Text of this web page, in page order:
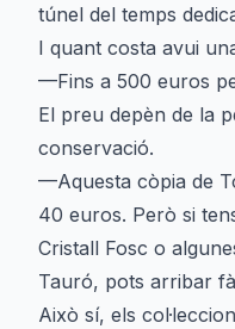
túnel del temps
I quant costa avui
—Fins a 500 euros
El preu depèn de la
conservació.
—Aquesta còpia de
40 euros. Però si
Cristall Fosc o
Tauró, pots arribar
Això sí, els